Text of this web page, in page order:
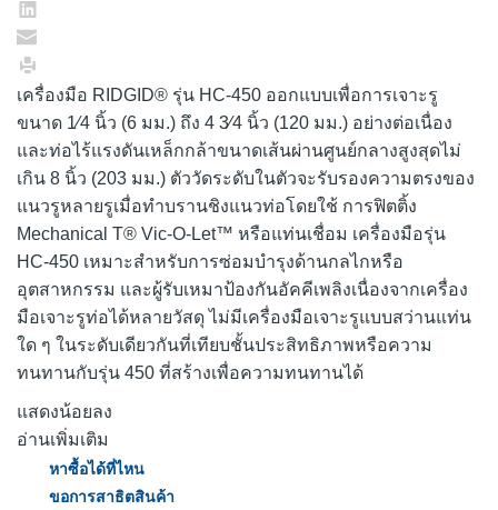
เครื่องมือ RIDGID® รุ่น HC-450 ออกแบบเพื่อการเจาะรู
ขนาด 1⁄4 นิ้ว (6 มม.) ถึง 4 3⁄4 นิ้ว (120 มม.) อย่างต่อเนื่อง
และท่อไร้แรงดันเหล็กกล้าขนาดเส้นผ่านศูนย์กลางสูงสุดไม่
เกิน 8 นิ้ว (203 มม.) ตัววัดระดับในตัวจะรับรองความตรงของ
แนวรูหลายรูเมื่อทำบรานชิงแนวท่อโดยใช้ การฟิตติ้ง
Mechanical T® Vic-O-Let™ หรือแท่นเชื่อม เครื่องมือรุ่น
HC-450 เหมาะสำหรับการซ่อมบำรุงด้านกลไกหรือ
อุตสาหกรรม และผู้รับเหมาป้องกันอัคคีเพลิงเนื่องจากเครื่อง
มือเจาะรูท่อได้หลายวัสดุ ไม่มีเครื่องมือเจาะรูแบบสว่านแท่น
ใด ๆ ในระดับเดียวกันที่เทียบชั้นประสิทธิภาพหรือความ
ทนทานกับรุ่น 450 ที่สร้างเพื่อความทนทานได้
แสดงน้อยลง
อ่านเพิ่มเติม
หาซื้อได้ที่ไหน
ขอการสาธิตสินค้า